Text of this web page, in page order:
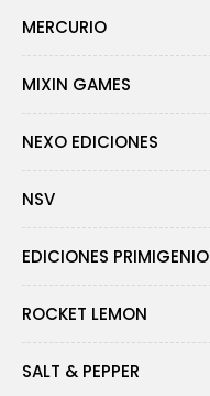
MERCURIO
MIXIN GAMES
NEXO EDICIONES
NSV
EDICIONES PRIMIGENIO
ROCKET LEMON
SALT & PEPPER